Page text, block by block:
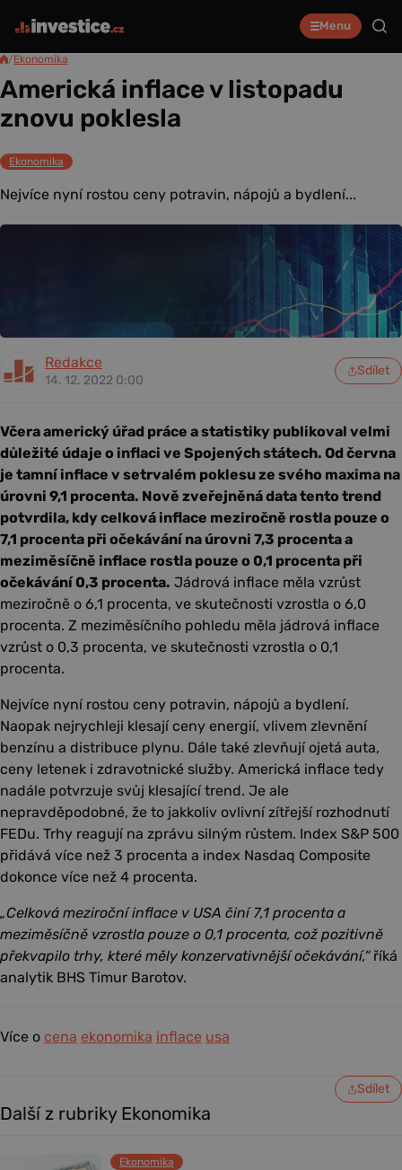
Menu
/Ekonomika
Americká inflace v listopadu
znovu poklesla
Ekonomika
Nejvíce nyní rostou ceny potravin, nápojů a bydlení...
Redakce
14. 12. 2022 0:00
Sdílet
Včera americký úřad práce a statistiky publikoval velmi
důležité údaje o inflaci ve Spojených státech. Od června
je tamní inflace v setrvalém poklesu ze svého maxima na
úrovni 9,1 procenta. Nově zveřejněná data tento trend
potvrdila, kdy celková inflace meziročně rostla pouze o
7,1 procenta při očekávání na úrovni 7,3 procenta a
meziměsíčně inflace rostla pouze o 0,1 procenta při
očekávání 0,3 procenta. Jádrová inflace měla vzrůst
meziročně o 6,1 procenta, ve skutečnosti vzrostla o 6,0
procenta. Z meziměsíčního pohledu měla jádrová inflace
vzrůst o 0,3 procenta, ve skutečnosti vzrostla o 0,1
procenta.
Nejvíce nyní rostou ceny potravin, nápojů a bydlení.
Naopak nejrychleji klesají ceny energií, vlivem zlevnění
benzínu a distribuce plynu. Dále také zlevňují ojetá auta,
ceny letenek i zdravotnické služby. Americká inflace tedy
nadále potvrzuje svůj klesající trend. Je ale
nepravděpodobné, že to jakkoliv ovlivní zítřejší rozhodnutí
FEDu. Trhy reagují na zprávu silným růstem. Index S&P 500
přidává více než 3 procenta a index Nasdaq Composite
dokonce více než 4 procenta.
„Celková meziroční inflace v USA činí 7,1 procenta a
meziměsíčně vzrostla pouze o 0,1 procenta, což pozitivně
překvapilo trhy, které měly konzervativnější očekávání,“říká
analytik BHS Timur Barotov.
Více o cena ekonomika inflace usa
Sdílet
Další z rubriky Ekonomika
Ekonomika